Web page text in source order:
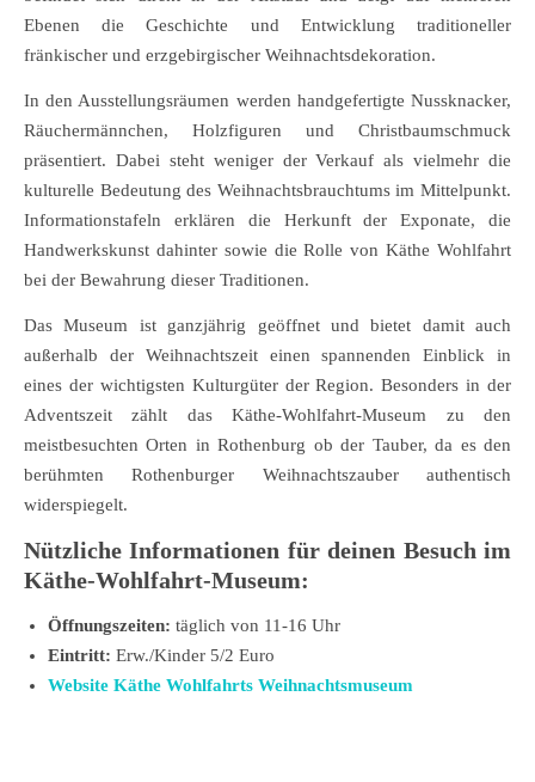
Ebenen die Geschichte und Entwicklung traditioneller
fränkischer und erzgebirgischer Weihnachtsdekoration.
In den Ausstellungsräumen werden handgefertigte Nussknacker,
Räuchermännchen, Holzfiguren und Christbaumschmuck
präsentiert. Dabei steht weniger der Verkauf als vielmehr die
kulturelle Bedeutung des Weihnachtsbrauchtums im Mittelpunkt.
Informationstafeln erklären die Herkunft der Exponate, die
Handwerkskunst dahinter sowie die Rolle von Käthe Wohlfahrt
bei der Bewahrung dieser Traditionen.
Das Museum ist ganzjährig geöffnet und bietet damit auch
außerhalb der Weihnachtszeit einen spannenden Einblick in
eines der wichtigsten Kulturgüter der Region. Besonders in der
Adventszeit zählt das Käthe-Wohlfahrt-Museum zu den
meistbesuchten Orten in Rothenburg ob der Tauber, da es den
berühmten Rothenburger Weihnachtszauber authentisch
widerspiegelt.
Nützliche Informationen für deinen Besuch im
Käthe-Wohlfahrt-Museum:
Öffnungszeiten: täglich von 11-16 Uhr
Eintritt: Erw./Kinder 5/2 Euro
Website Käthe Wohlfahrts Weihnachtsmuseum